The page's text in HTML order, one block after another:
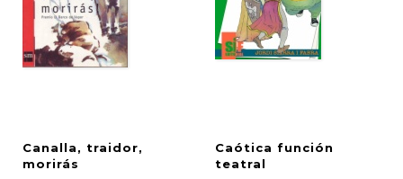
Canalla, traidor,
morirás
Caótica función
teatral